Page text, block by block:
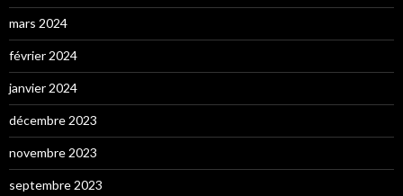
mars 2024
février 2024
janvier 2024
décembre 2023
novembre 2023
septembre 2023